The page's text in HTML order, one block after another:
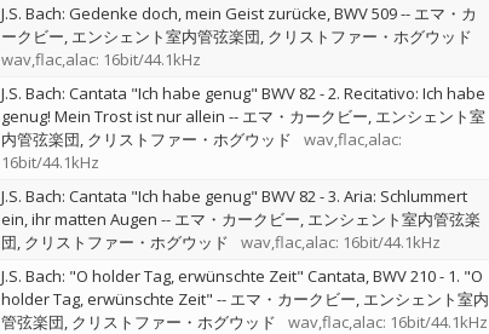
J.S. Bach: Gedenke doch, mein Geist zurücke, BWV 509-- エマ・カ
ークビー エンシェント室内管弦楽団 クリストファー・ホグウッド
wav,flac,alac: 16bit/44.1kHz
J.S. Bach: Cantata "Ich habe genug" BWV 82 - 2. Recitativo: Ich habe
genug! Mein Trost ist nur allein -- エマ・カークビー エンシェント室
内管弦楽団 クリストファー・ホグウッド
wav,flac,alac:
16bit/44.1kHz
J.S. Bach: Cantata "Ich habe genug" BWV 82 - 3. Aria: Schlummert
ein, ihr matten Augen -- エマ・カークビー エンシェント室内管弦楽
団 クリストファー・ホグウッド wav,flac,alac: 16bit/44.1kHz
J.S. Bach: "O holder Tag, erwünschte Zeit" Cantata, BWV 210 - 1. "O
holder Tag, erwünschte Zeit" -- エマ・カークビー エンシェント室内
管弦楽団 クリストファー・ホグウッド wav,flac,alac: 16bit/44.1kHz